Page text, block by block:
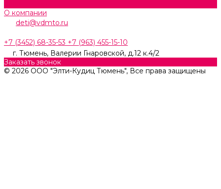
О компании
deti@vdmto.ru
+7 (3452) 68-35-53 +7 (963) 455-15-10
г. Тюмень, ​Валерии Гнаровской, д.12 к.4/2
Заказать звонок
© 2026 ООО "Элти-Кудиц Тюмень", Все права защищены